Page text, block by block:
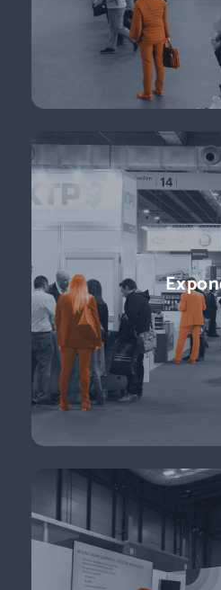
Descubre
¡Ponentes líderes,
actualidad y perspectivas
están a la vuelta de
Descubre